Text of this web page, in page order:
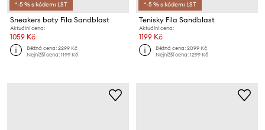
*-5 % s kódem: LST
Sneakers boty Fila Sandblast
Aktuální cena:
1059 Kč
Běžná cena:2299 Kč
Nejnižší cena:1199 Kč
*-5 % s kódem: LST
Tenisky Fila Sandblast
Aktuální cena:
1199 Kč
Běžná cena:2099 Kč
Nejnižší cena:1299 Kč